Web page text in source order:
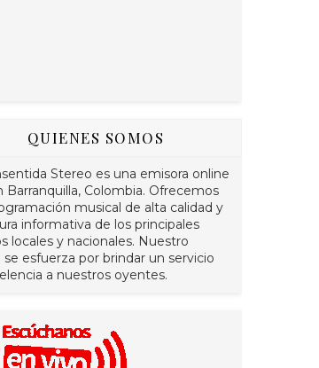
QUIENES SOMOS
Stereo es una emisora online
Barranquilla, Colombia. Ofrecemos
musical de alta calidad y
informativa de los principales
locales y nacionales. Nuestro
se esfuerza por brindar un servicio
a nuestros oyentes.